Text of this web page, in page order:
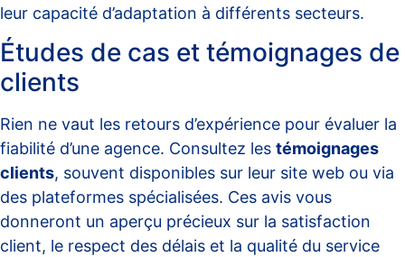
leur capacité d’adaptation à différents secteurs.
Études de cas et témoignages de
clients
Rien ne vaut les retours d’expérience pour évaluer la
fiabilité d’une agence. Consultez les témoignages
clients, souvent disponibles sur leur site web ou via
des plateformes spécialisées. Ces avis vous
donneront un aperçu précieux sur la satisfaction
client, le respect des délais et la qualité du service